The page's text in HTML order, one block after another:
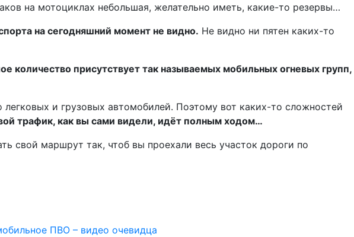
на мотоциклах небольшая, желательно иметь, какие-то резервы…
на сегодняшний момент не видно. Не видно ни пятен каких-то
количество присутствует так называемых мобильных огневых групп,
и грузовых автомобилей. Поэтому вот каких-то сложностей
трафик, как вы сами видели, идёт полным ходом…
свой маршрут так, чтоб вы проехали весь участок дороги по
ПВО – видео очевидца